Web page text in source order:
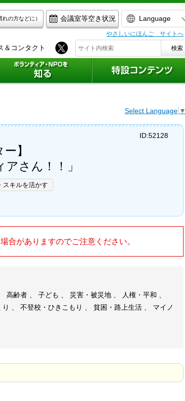
の方などに） 会議室等空き状況 Language
やさしいにほんご サイトへ
＆コンタクト 検索
Select Language ▼
】
さん！！」
スキルを活かす
ID:52128
合がありますのでご注意ください。
齢者 、 子ども 、 災害・被災地 、 人権・平和 、
、 不登校・ひきこもり 、 貧困・路上生活 、 マイノ